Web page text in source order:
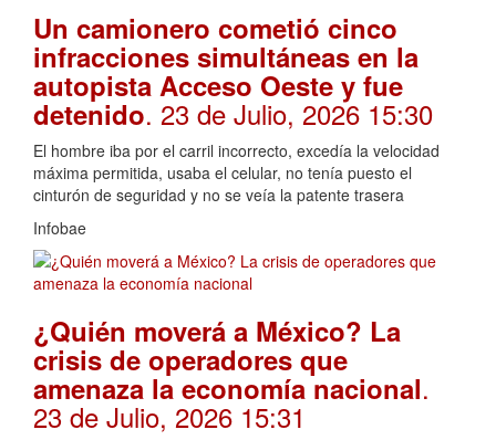
Un camionero cometió cinco
infracciones simultáneas en la
autopista Acceso Oeste y fue
detenido. 23 de Julio, 2026 15:30
El hombre iba por el carril incorrecto, excedía la velocidad
máxima permitida, usaba el celular, no tenía puesto el
cinturón de seguridad y no se veía la patente trasera
Infobae
¿Quién moverá a México? La
crisis de operadores que
amenaza la economía nacional.
23 de Julio, 2026 15:31